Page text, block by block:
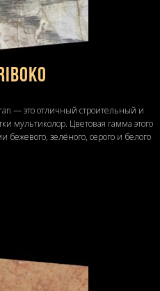
— это отличный строительный и
мультиколор. Цветовая гамма этого
бежевого, зелёного, серого и белого